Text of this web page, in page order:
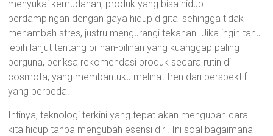
menyukai kemudahan; produk yang bisa hidup
berdampingan dengan gaya hidup digital sehingga tidak
menambah stres, justru mengurangi tekanan. Jika ingin tahu
lebih lanjut tentang pilihan-pilihan yang kuanggap paling
berguna, periksa rekomendasi produk secara rutin di
cosmota, yang membantuku melihat tren dari perspektif
yang berbeda.
Intinya, teknologi terkini yang tepat akan mengubah cara
kita hidup tanpa mengubah esensi diri. Ini soal bagaimana